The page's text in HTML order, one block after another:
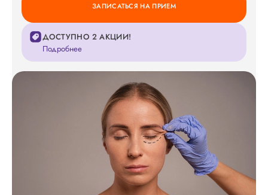
ЗАПИСАТЬСЯ НА ПРИЕМ
ДОСТУПНО 2 АКЦИИ!
Подробнее